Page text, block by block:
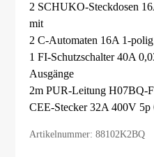
2 SCHUKO-Steckdosen
mit
2 C-Automaten 16A 1-polig
1 FI-Schutzschalter 40A
Ausgänge
2m PUR-Leitung H07BQ-
CEE-Stecker 32A 400V 5p
Artikelnummer: 88102K2BQ